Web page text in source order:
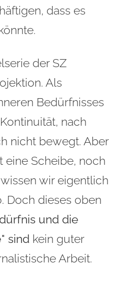
dass es
der SZ
Als
Bedürfnisses
nach
nicht bewegt. Aber
eine Scheibe, noch
wir eigentlich
Doch dieses oben
und die
sind kein guter
Arbeit.